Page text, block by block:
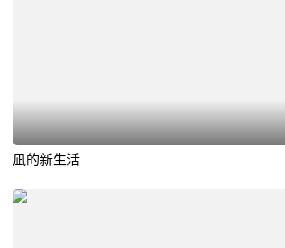
凪的新生活